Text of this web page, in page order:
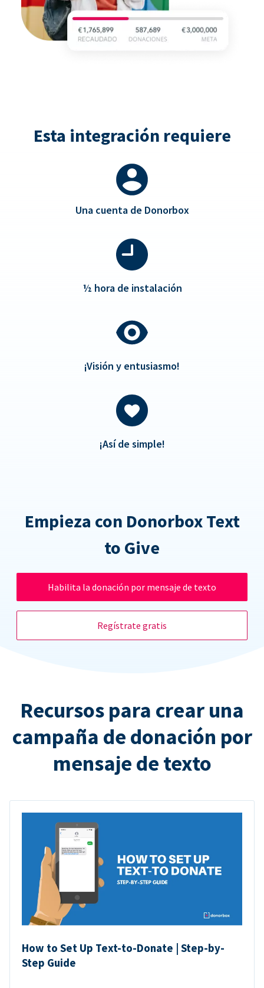
Esta integración requiere
Una cuenta de Donorbox
½ hora de instalación
¡Visión y entusiasmo!
¡Así de simple!
Empieza con Donorbox Text
to Give
Habilita la donación por mensaje de texto
Regístrate gratis
Recursos para crear una
campaña de donación por
mensaje de texto
How to Set Up Text-to-Donate | Step-by-
Step Guide